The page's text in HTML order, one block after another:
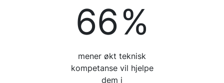
66%
mener økt teknisk
kompetanse vil hjelpe
dem i